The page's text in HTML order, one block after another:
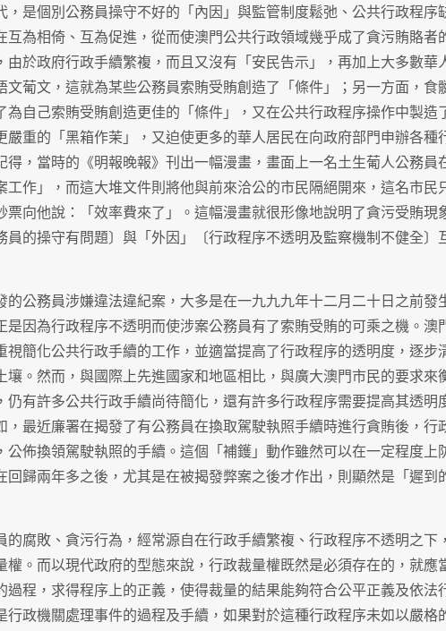
，是個別公務員操守不好的「內因」與監管制度鬆弛、公共行政程序
互為相倚、互為促進，從而使澳門公共行政領域幾乎成了貪污賄賂者
由於政府行政手續繁複，而且又沒有「安民告示」，再加上大多數華
文葡文，這就為某些公務員索賄受賄創造了「條件」；另一方面，食
為自己索賄受賄創造更佳的「條件」，又在公共行政程序操作中製造
嚴重的「黑箱作茉」，又迫使更多的華人居民在向政府部門申辦各種
得，當時的《明報晚報》刊出一幅漫畫，畫面上一名土生葡人公務員
工作」，而這大堆文件則將他與前來洽公的市民隔絕開來，這名市民
票向他說：「效率費來了」。這幅漫畫就很形像地說明了貪污受賄現
員的操守有問題〕與「外因」〔行政程序不透明及監察機制不健全〕
的公務員涉嫌違法違紀案，大多是在一九九九年十二月二十日之前發
是因為行政程序不透明而使涉案公務員有了索賄受賄的可乘之機。澳
視簡化公共行政手續的工作，並適當提高了行政程序的透明度，逐步
壤。然而，與國際上先進國家和地區相比，與廣大澳門市民的要求來
仍有許多公共行政手續尚待簡化，還有許多行政程序需要提高其透明
，最近廉署在揭發了有公務員在換取駕駛執照手續時進行貪賄後，行
公佈換領駕駛執照的手續。這個「補鑊」動作雖然可以在一定程度上
回歸兩年多之後，尤其是在被揭發弊案之後才作出，則顯然是「遲到
的腐敗、貪污行為，經常源自在行政手續繁複、行政程序不透明之下
權。而以現代政府的型態來說，行政裁量權既然是必須存在的，就應
過程，求得程序上的正義，使得裁量的結果能夠符合公平正義及依法
行政機關處理事件的過程及手續，如果對於這種行政程序未如以嚴格